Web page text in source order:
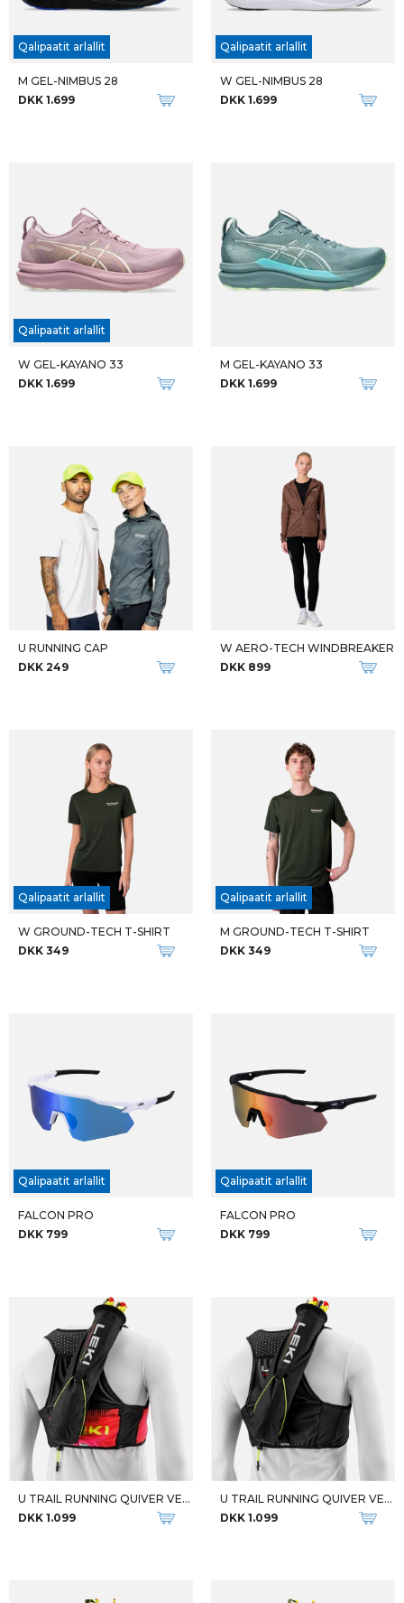
Qalipaatit arlallit
M GEL-NIMBUS 28
DKK 1.699
Qalipaatit arlallit
W GEL-NIMBUS 28
DKK 1.699
Qalipaatit arlallit
W GEL-KAYANO 33
DKK 1.699
M GEL-KAYANO 33
DKK 1.699
U RUNNING CAP
DKK 249
W AERO-TECH WINDBREAKER
DKK 899
Qalipaatit arlallit
W GROUND-TECH T-SHIRT
DKK 349
Qalipaatit arlallit
M GROUND-TECH T-SHIRT
DKK 349
Qalipaatit arlallit
FALCON PRO
DKK 799
Qalipaatit arlallit
FALCON PRO
DKK 799
U TRAIL RUNNING QUIVER VEST
DKK 1.099
U TRAIL RUNNING QUIVER VEST
DKK 1.099